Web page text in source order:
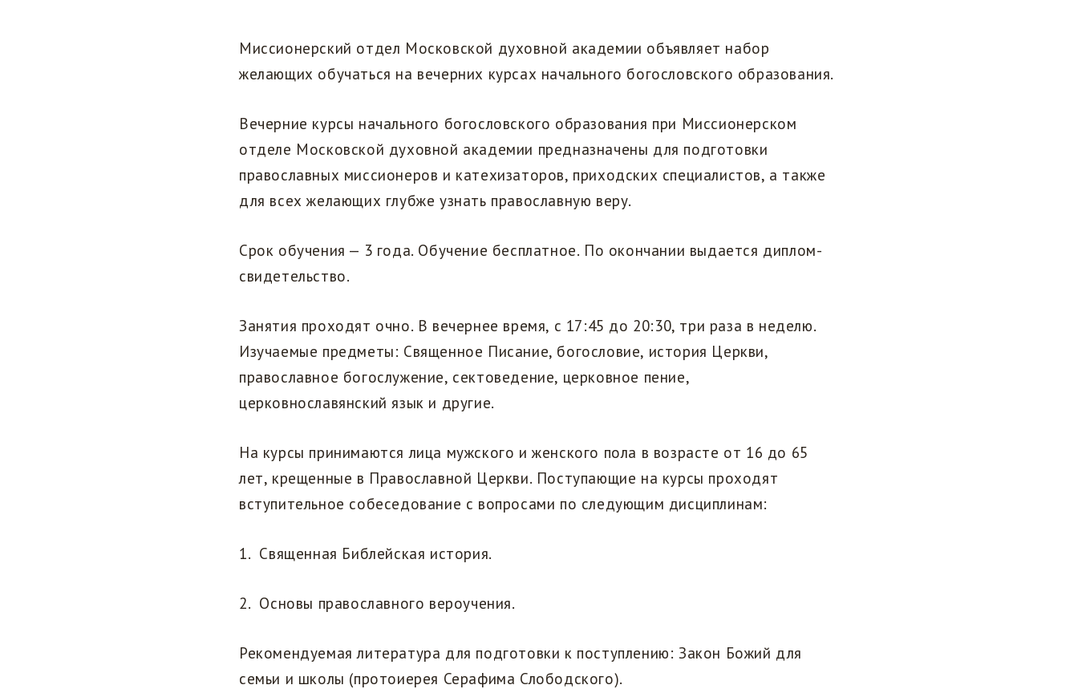
Миссионерский отдел Московской духовной академии объявляет набор
желающих обучаться на вечерних курсах начального богословского образования.
Вечерние курсы начального богословского образования при Миссионерском
отделе Московской духовной академии предназначены для подготовки
православных миссионеров и катехизаторов, приходских специалистов, а также
для всех желающих глубже узнать православную веру.
Срок обучения — 3 года. Обучение бесплатное. По окончании выдается диплом-
свидетельство.
Занятия проходят очно. В вечернее время, с 17:45 до 20:30, три раза в неделю.
Изучаемые предметы: Священное Писание, богословие, история Церкви,
православное богослужение, сектоведение, церковное пение,
церковнославянский язык и другие.
На курсы принимаются лица мужского и женского пола в возрасте от 16 до 65
лет, крещенные в Православной Церкви. Поступающие на курсы проходят
вступительное собеседование с вопросами по следующим дисциплинам:
1. Священная Библейская история.
2. Основы православного вероучения.
Рекомендуемая литература для подготовки к поступлению: Закон Божий для
семьи и школы (протоиерея Серафима Слободского).